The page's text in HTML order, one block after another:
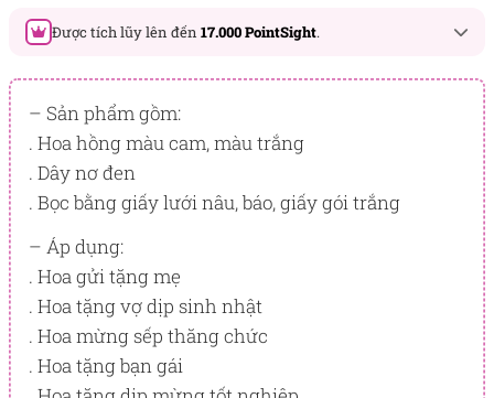
Được tích lũy lên đến 17.000 PointSight.
Đây là số PointSight ước tính bạn sẽ được tích lũy khi mua
sản phẩm hôm nay, tương ứng với quyền lợi hạng
BẠCH KIM
PointSight có giá trị dùng để trừ trực tiếp vào đơn hàng hoặc
đổi quà tặng ưu đãi tại Flowersight.
Đăng nhập
chính xác nhất dành cho bạn.
– Sản phẩm gồm:
. Hoa hồng màu cam, màu trắng
. Dây nơ đen
. Bọc bằng giấy lưới nâu, báo, giấy gói trắng
– Áp dụng:
. Hoa gửi tặng mẹ
. Hoa tặng vợ dịp sinh nhật
. Hoa mừng sếp thăng chức
. Hoa tặng bạn gái